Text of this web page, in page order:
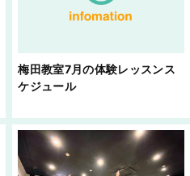
梅田教室7月の体験レッスンス
ケジュール